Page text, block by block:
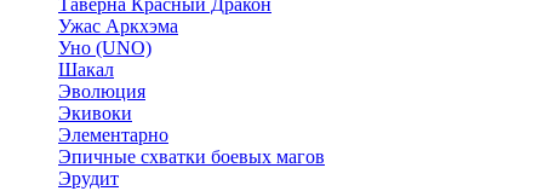
Таверна Красный Дракон
Ужас Аркхэма
Уно (UNO)
Шакал
Эволюция
Экивоки
Элементарно
Эпичные схватки боевых магов
Эрудит